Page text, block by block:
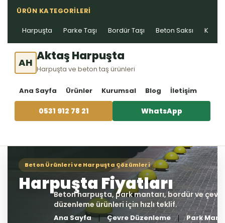
ÜRÜN KATEGORILERI
Harpuşta Parke Taşı Bordür Taşı Beton Saksı Kablo
AH Aktaş Harpuşta
Harpuşta ve beton taş ürünleri
Ana Sayfa Ürünler Kurumsal Blog İletişim
0531 912 78 21 WhatsApp
Ana Sayfa Çevre Düzenleme
Park